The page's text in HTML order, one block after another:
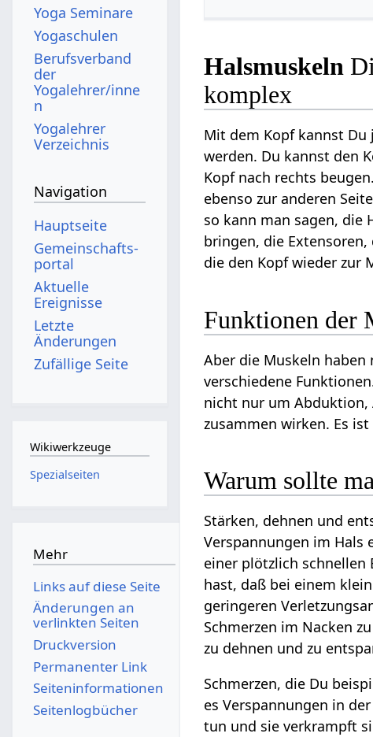
Halsmuskeln
komplex
Mit dem Kopf kannst Du
werden. Du kannst den
Kopf nach rechts
ebenso zur anderen
so kann man sagen, die
bringen, die
die den Kopf wieder zur
Funktionen der
Aber die Muskeln
verschiedene
nicht nur um Abduktion,
zusammen wirken. Es
Warum sollte
Stärken, dehnen und
Verspannungen im Hals
einer plötzlich schnellen
hast, daß bei einem
geringeren
Schmerzen im Nacken
zu dehnen und zu
Schmerzen, die Du
es Verspannungen in
tun und sie verkrampft
Yoga Seminare
Yogaschulen
Berufsverband
der
Yogalehrer/inne
n
Yogalehrer
Verzeichnis
Navigation
Hauptseite
Gemeinschafts­
portal
Aktuelle
Ereignisse
Letzte
Änderungen
Zufällige Seite
Wikiwerkzeuge
Spezialseiten
Mehr
Links auf diese Seite
Änderungen an
verlinkten Seiten
Druckversion
Permanenter Link
Seiten­­informationen
Seitenlogbücher